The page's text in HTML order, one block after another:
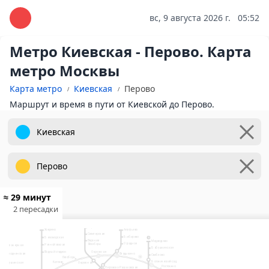
вс, 9 августа 2026 г. 05:52
Метро Киевская - Перово. Карта
метро Москвы
Карта метро Киевская
Перово
Маршрут и время в пути от Киевской до Перово.
≈ 29 минут
2 пересадки
6
Коптево
Лихоборы
Окружная
Владыкино
Ботанический сад
Ростокино
Планерная
Сходненская
Тушинская
Речной вокзал
Водный стадион
Алтуфьево
Бибирево
Отрадное
Медведково
Бабушкинская
Свиблово
Петровско-Разумовская
Ховрино
Лихоборы
Селигерская
Беломорская
Окружная
Рижский вокзал